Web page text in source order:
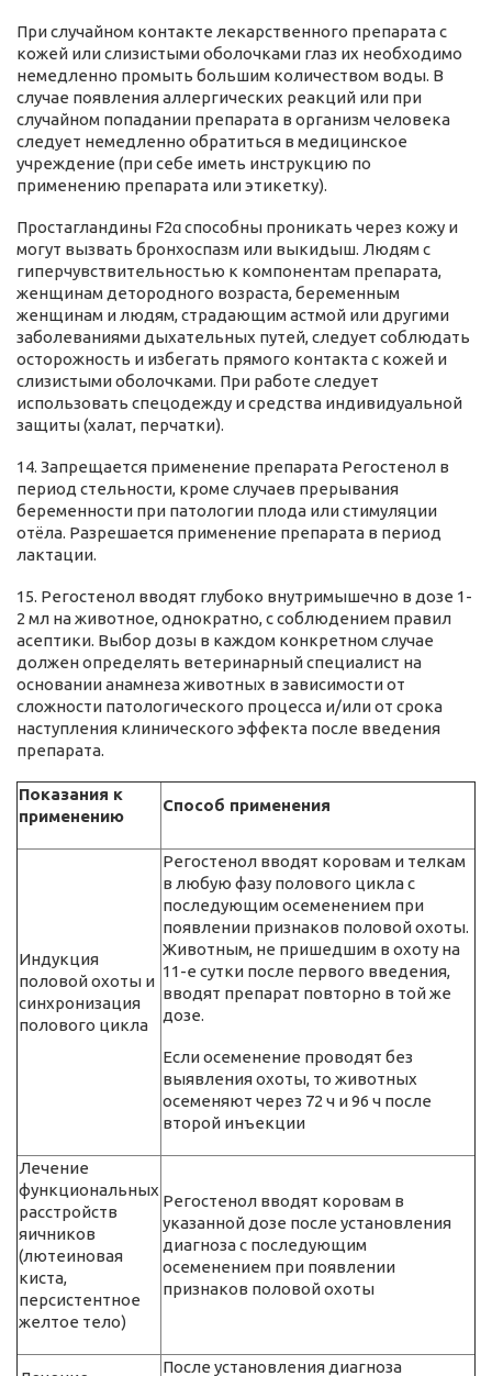
При случайном контакте лекарственного препарата с
кожей или слизистыми оболочками глаз их необходимо
немедленно промыть большим количеством воды. В
случае появления аллергических реакций или при
случайном попадании препарата в организм человека
следует немедленно обратиться в медицинское
учреждение (при себе иметь инструкцию по
применению препарата или этикетку).
Простагландины F2ɑ способны проникать через кожу и
могут вызвать бронхоспазм или выкидыш. Людям с
гиперчувствительностью к компонентам препарата,
женщинам детородного возраста, беременным
женщинам и людям, страдающим астмой или другими
заболеваниями дыхательных путей, следует соблюдать
осторожность и избегать прямого контакта с кожей и
слизистыми оболочками. При работе следует
использовать спецодежду и средства индивидуальной
защиты (халат, перчатки).
14. Запрещается применение препарата Регостенол в
период стельности, кроме случаев прерывания
беременности при патологии плода или стимуляции
отёла. Разрешается применение препарата в период
лактации.
15. Регостенол вводят глубоко внутримышечно в дозе 1-
2 мл на животное, однократно, с соблюдением правил
асептики. Выбор дозы в каждом конкретном случае
должен определять ветеринарный специалист на
основании анамнеза животных в зависимости от
сложности патологического процесса и/или от срока
наступления клинического эффекта после введения
препарата.
Показания к
применению
Способ применения
Индукция
половой охоты и
синхронизация
полового цикла
Регостенол вводят коровам и телкам
в любую фазу полового цикла с
последующим осеменением при
появлении признаков половой охоты.
Животным, не пришедшим в охоту на
11-е сутки после первого введения,
вводят препарат повторно в той же
дозе.
Если осеменение проводят без
выявления охоты, то животных
осеменяют через 72 ч и 96 ч после
второй инъекции
Лечение
функциональных
расстройств
яичников
(лютеиновая
киста,
персистентное
желтое тело)
Регостенол вводят коровам в
указанной дозе после установления
диагноза с последующим
осеменением при появлении
признаков половой охоты
После установления диагноза